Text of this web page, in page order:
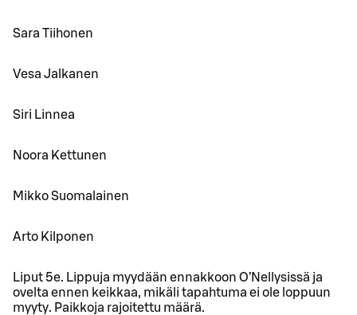
Sara Tiihonen
Vesa Jalkanen
Siri Linnea
Noora Kettunen
Mikko Suomalainen
Arto Kilponen
Liput 5e. Lippuja myydään ennakkoon O’Nellysissä ja
ovelta ennen keikkaa, mikäli tapahtuma ei ole loppuun
myyty. Paikkoja rajoitettu määrä.